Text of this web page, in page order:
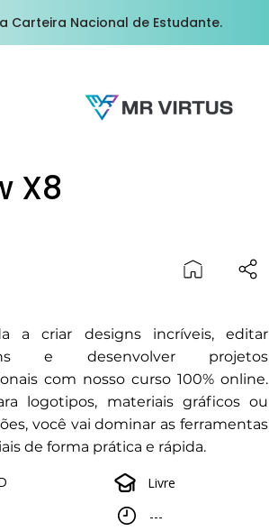
Carteira Nacional de Estudante.
X8
a criar designs incríveis, editar
e desenvolver projetos
com nosso curso 100% online.
logotipos, materiais gráficos ou
você vai dominar as ferramentas
de forma prática e rápida.
Livre
---